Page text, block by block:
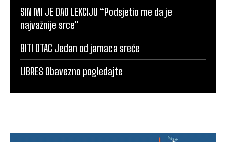
SIN MI JE DAO LEKCIJU “Podsjetio me da je
najvažnije srce”
BITI OTAC Jedan od jamaca sreće
LIBRES Obavezno pogledajte